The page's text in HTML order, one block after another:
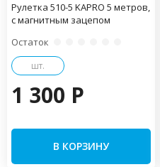
Рулетка 510-5 KAPRO 5 метров,
с магнитным зацепом
Остаток
шт.
1 300 P
В КОРЗИНУ